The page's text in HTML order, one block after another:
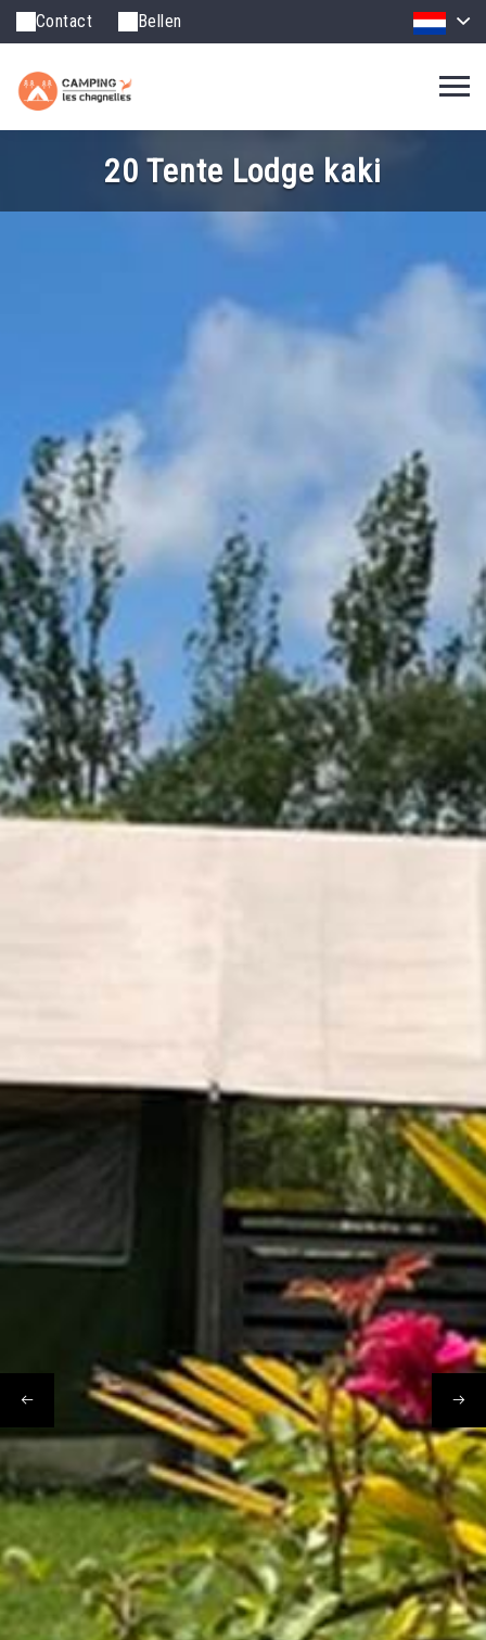
Contact Bellen
20 Tente Lodge kaki